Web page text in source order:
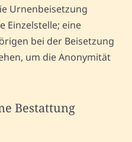
Urnenbeisetzung
Einzelstelle; eine
bei der Beisetzung
um die Anonymität
Bestattung